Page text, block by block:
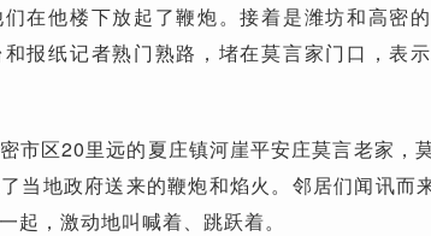
在他楼下放起了鞭炮。接着是潍坊和高密
报纸记者熟门熟路，堵在莫言家门口，表
市区20里远的夏庄镇河崖平安庄莫言老家，
当地政府送来的鞭炮和焰火。邻居们闻讯而
起，激动地叫喊着、跳跃着。